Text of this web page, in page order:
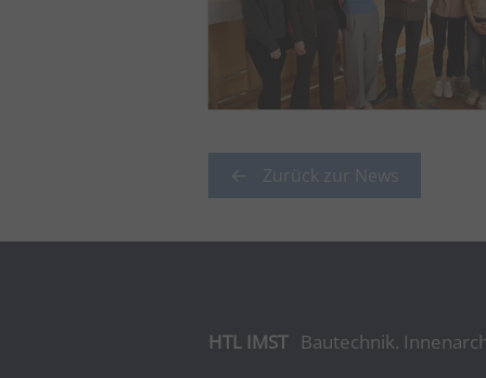
Zurück zur News
HTL IMST Bautechnik.